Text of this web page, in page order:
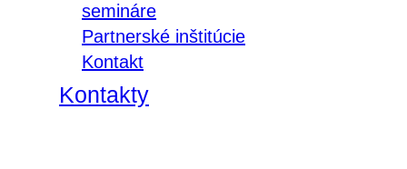
semináre
Partnerské inštitúcie
Kontakt
Kontakty